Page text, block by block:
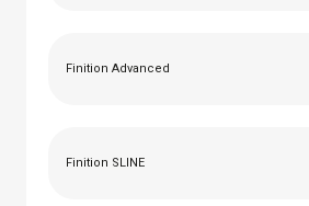
Finition Advanced
Finition SLINE